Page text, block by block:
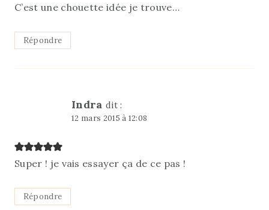
C’est une chouette idée je trouve…
Répondre
Indra dit :
12 mars 2015 à 12:08
Super ! je vais essayer ça de ce pas !
Répondre